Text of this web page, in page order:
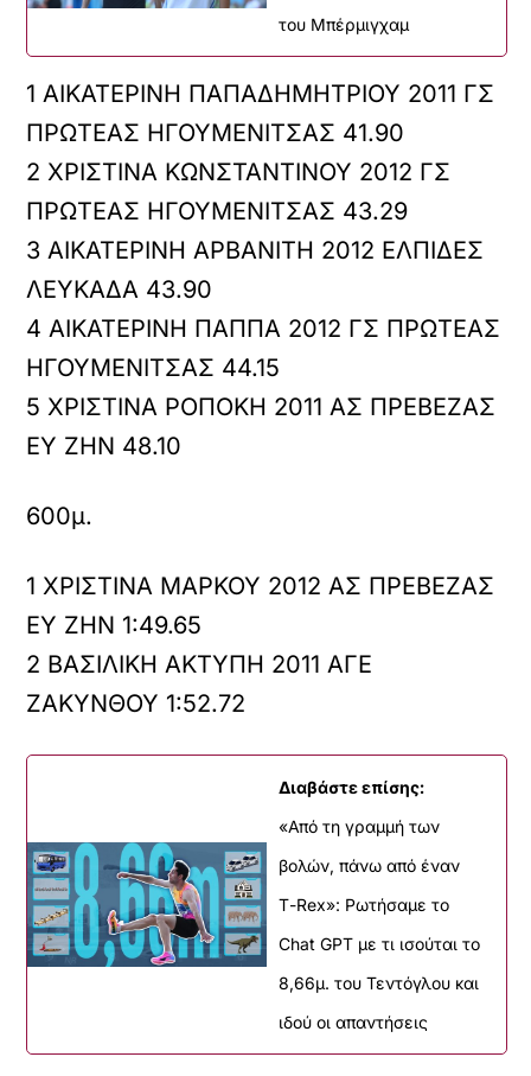
του Μπέρμιγχαμ
1 ΑΙΚΑΤΕΡΙΝΗ ΠΑΠΑΔΗΜΗΤΡΙΟΥ 2011 ΓΣ
ΠΡΩΤΕΑΣ ΗΓΟΥΜΕΝΙΤΣΑΣ 41.90
2 ΧΡΙΣΤΙΝΑ ΚΩΝΣΤΑΝΤΙΝΟΥ 2012 ΓΣ
ΠΡΩΤΕΑΣ ΗΓΟΥΜΕΝΙΤΣΑΣ 43.29
3 ΑΙΚΑΤΕΡΙΝΗ ΑΡΒΑΝΙΤΗ 2012 ΕΛΠΙΔΕΣ
ΛΕΥΚΑΔΑ 43.90
4 ΑΙΚΑΤΕΡΙΝΗ ΠΑΠΠΑ 2012 ΓΣ ΠΡΩΤΕΑΣ
ΗΓΟΥΜΕΝΙΤΣΑΣ 44.15
5 ΧΡΙΣΤΙΝΑ ΡΟΠΟΚΗ 2011 ΑΣ ΠΡΕΒΕΖΑΣ
ΕΥ ΖΗΝ 48.10
600μ.
1 ΧΡΙΣΤΙΝΑ ΜΑΡΚΟΥ 2012 ΑΣ ΠΡΕΒΕΖΑΣ
ΕΥ ΖΗΝ 1:49.65
2 ΒΑΣΙΛΙΚΗ ΑΚΤΥΠΗ 2011 ΑΓΕ
ΖΑΚΥΝΘΟΥ 1:52.72
Διαβάστε επίσης:
«Από τη γραμμή των
βολών, πάνω από έναν
Τ-Rex»: Ρωτήσαμε το
Chat GPT με τι ισούται το
8,66μ. του Τεντόγλου και
ιδού οι απαντήσεις